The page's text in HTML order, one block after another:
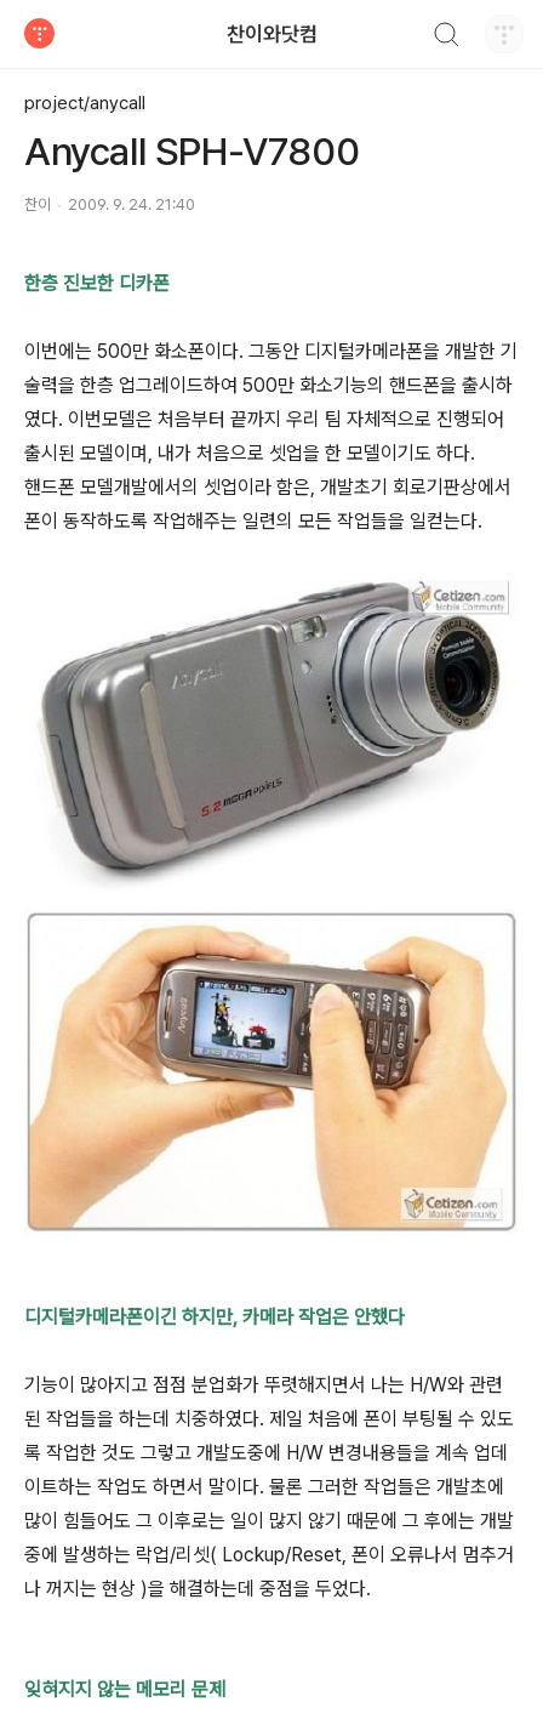
찬이와닷컴
project/anycall
Anycall SPH-V7800
찬이 2009. 9. 24. 21:40
한층 진보한 디카폰
이번에는 500만 화소폰이다. 그동안 디지털카메라폰을 개발한 기
술력을 한층 업그레이드하여 500만 화소기능의 핸드폰을 출시하
였다. 이번모델은 처음부터 끝까지 우리 팀 자체적으로 진행되어
출시된 모델이며, 내가 처음으로 셋업을 한 모델이기도 하다.
핸드폰 모델개발에서의 셋업이라 함은, 개발초기 회로기판상에서
폰이 동작하도록 작업해주는 일련의 모든 작업들을 일컫는다.
디지털카메라폰이긴 하지만, 카메라 작업은 안했다
기능이 많아지고 점점 분업화가 뚜렷해지면서 나는 H/W와 관련
된 작업들을 하는데 치중하였다. 제일 처음에 폰이 부팅될 수 있도
록 작업한 것도 그렇고 개발도중에 H/W 변경내용들을 계속 업데
이트하는 작업도 하면서 말이다. 물론 그러한 작업들은 개발초에
많이 힘들어도 그 이후로는 일이 많지 않기 때문에 그 후에는 개발
중에 발생하는 락업/리셋( Lockup/Reset, 폰이 오류나서 멈추거
나 꺼지는 현상 )을 해결하는데 중점을 두었다.
잊혀지지 않는 메모리 문제